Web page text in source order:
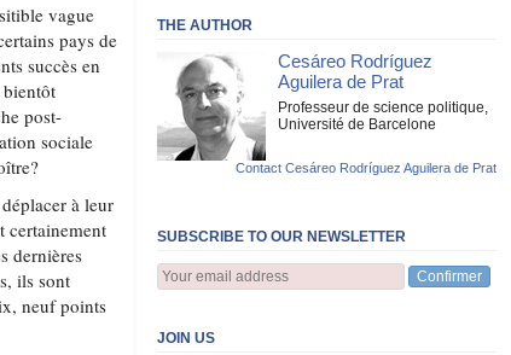
vague
pays de
succès en
post-
sociale
à leur
certainement
dernières
ils sont
neuf points
THE AUTHOR
Cesáreo Rodríguez
Aguilera de Prat
Professeur de science politique,
Université de Barcelone
Contact Cesáreo Rodríguez Aguilera de Prat
SUBSCRIBE TO OUR NEWSLETTER
Confirmer
JOIN US